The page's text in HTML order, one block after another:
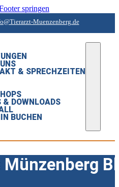
springen
Muenzenberg.de
& SPRECHZEITEN
& DOWNLOADS
BUCHEN